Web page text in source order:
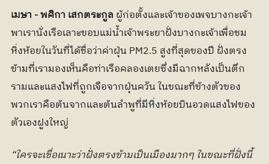
เมษา - พศิกา เสกตระกูล ผู้ก่อตั้งและเจ้าของเพจบางกะเจ้า
พาเรานั่งเรือเลาะขอบแม่น้ำเจ้าพระยาฝั่งบางกะเจ้าเพื่อชม
หิ่งห้อยในวันที่ได้ชื่อว่าค่าฝุ่น PM2.5 สูงที่สุดของปี ฝั่งตรง
ข้ามที่เรามองเห็นคือท่าเรือคลองเตยซึ่งมีฉากหลังเป็นตึก
รามและแสงไฟที่ถูกเจือจากฝุ่นควัน ในขณะที่ข้างตัวของ
พวกเราคือต้นจากและต้นลำพูที่มีหิ่งห้อยบินอวดแสงไฟของ
ตัวเองฝูงใหญ่
“ใครจะเชื่อเนาะว่าฝั่งตรงข้ามเป็นเมืองมากๆ ในขณะที่ฝั่งนี้